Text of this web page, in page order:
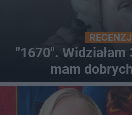
"1670".
mam